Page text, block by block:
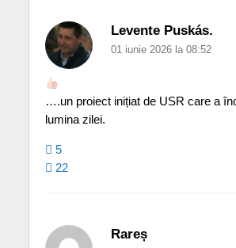
Levente Puskás.
01 iunie 2026 la 08:52
….un proiect inițiat de USR care a
lumina zilei.
5
22
Rareș